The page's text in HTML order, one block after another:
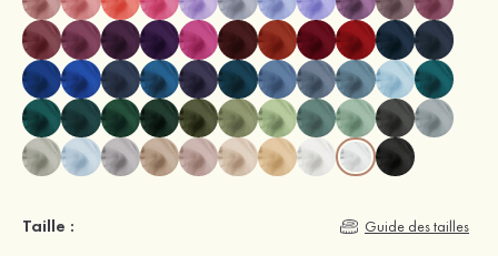
Taille : Guide des tailles